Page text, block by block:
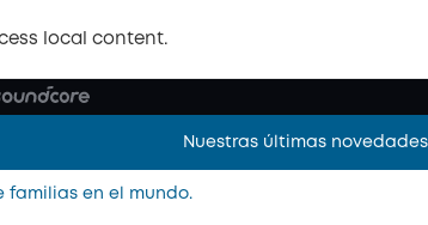
local content.¡Ahorra 400€ en packs de robots
¡Ahorra 400€ en packs de robots
familias en el mundo.